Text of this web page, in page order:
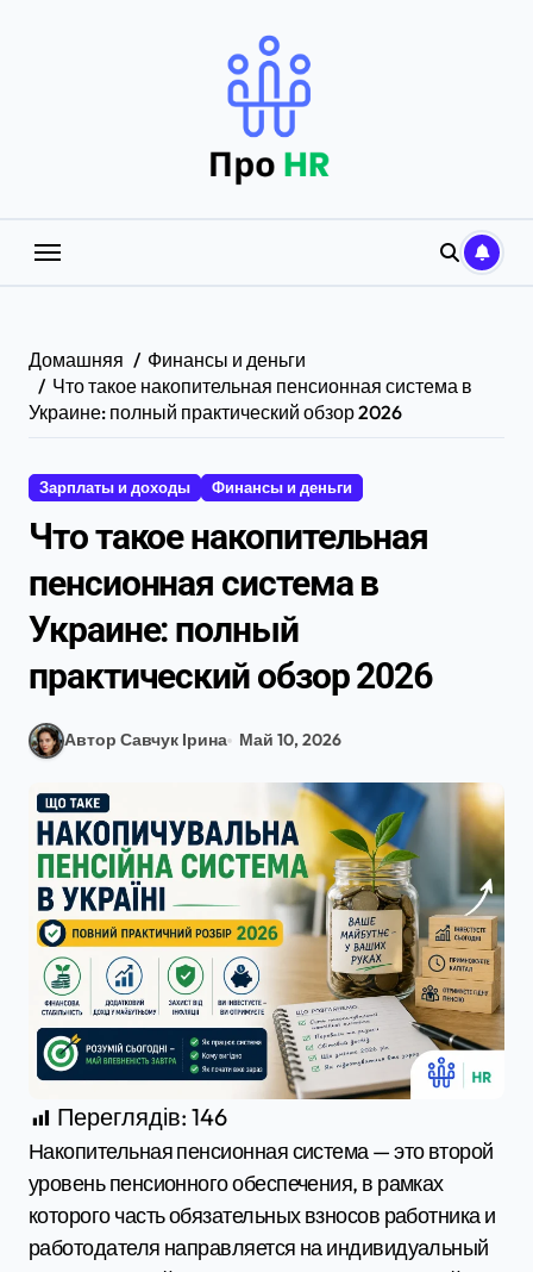
Домашняя
Финансы и деньги
Что такое накопительная пенсионная система в
Украине: полный практический обзор 2026
Зарплаты и доходы Финансы и деньги
Что такое накопительная
пенсионная система в
Украине: полный
практический обзор 2026
Автор Савчук Ірина Май 10, 2026
Переглядів: 146
Накопительная пенсионная система — это второй
уровень пенсионного обеспечения, в рамках
которого часть обязательных взносов работника и
работодателя направляется на индивидуальный